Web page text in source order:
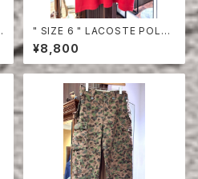
" SIZE 6 " LACOSTE POLO
SHIRT RED
¥8,800